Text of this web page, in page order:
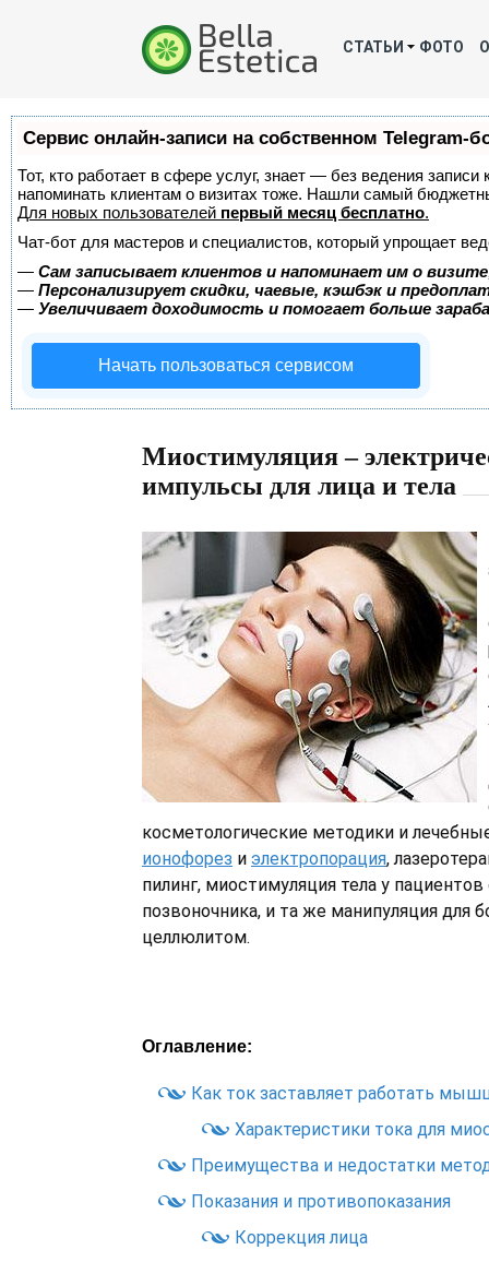
СТАТЬИ ФОТО
Сервис онлайн-записи на собственном Telegram-
Тот, кто работает в сфере услуг, знает — без ведения
напоминать клиентам о визитах тоже. Нашли самый
Для новых пользователей первый месяц бесплатно.
Чат-бот для мастеров и специалистов, который упрощает
— Сам записывает клиентов и напоминает им о
— Персонализирует скидки, чаевые, кэшбэк и
— Увеличивает доходимость и помогает больше
Начать пользоваться сервисом
Миостимуляция –
импульсы для лица и тела
косметологические методики и
ионофорез и электропорация,
пилинг, миостимуляция тела у
позвоночника, и та же манипуляция для
целлюлитом.
Оглавление:
Как ток заставляет работать
Характеристики тока для
Преимущества и недостатки
Показания и противопоказания
Коррекция лица